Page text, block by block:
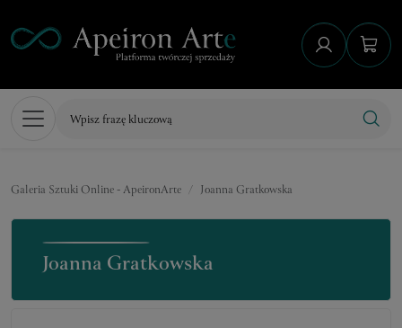
Galeria Sztuki Online - ApeironArte Joanna Gratkowska
Joanna Gratkowska